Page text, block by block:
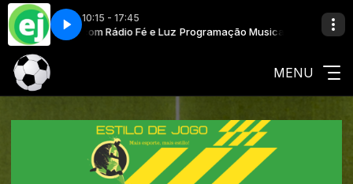
10:15 - 17:45
Musical com Rádio Fé e Luz Programação Musical com Rádio Fé e
If We Meet Tomorrow Oktavvia - If We Meet Tomorrow
MENU